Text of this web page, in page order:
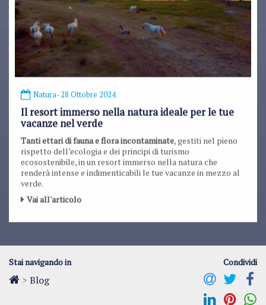
Natura- 28 Ottobre 2024
Il resort immerso nella natura ideale per le tue
vacanze nel verde
Tanti ettari di fauna e flora incontaminate, gestiti nel pieno
rispetto dell’ecologia e dei principi di turismo
ecosostenibile, in un resort immerso nella natura che
renderà intense e indimenticabili le tue vacanze in mezzo al
verde.
Vai all'articolo
Stai navigando in
> Blog
Condividi